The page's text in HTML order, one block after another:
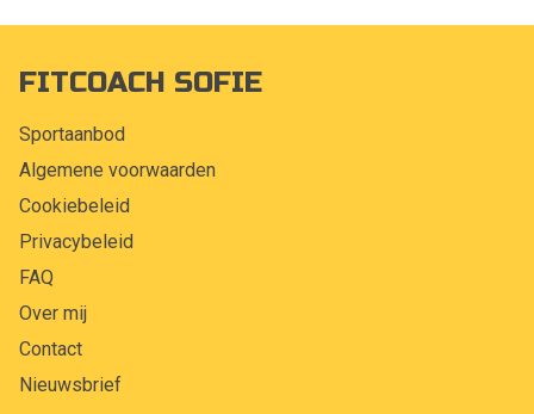
FITCOACH SOFIE
Sportaanbod
Algemene voorwaarden
Cookiebeleid
Privacybeleid
FAQ
Over mij
Contact
Nieuwsbrief